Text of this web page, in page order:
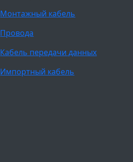
Монтажный кабель
Провода
Кабель передачи данных
Импортный кабель